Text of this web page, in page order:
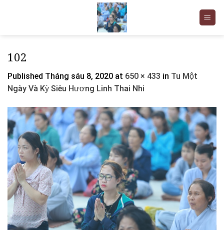
102
Published Tháng sáu 8, 2020 at 650 × 433 in Tu Một
Ngày Và Kỳ Siêu Hương Linh Thai Nhi